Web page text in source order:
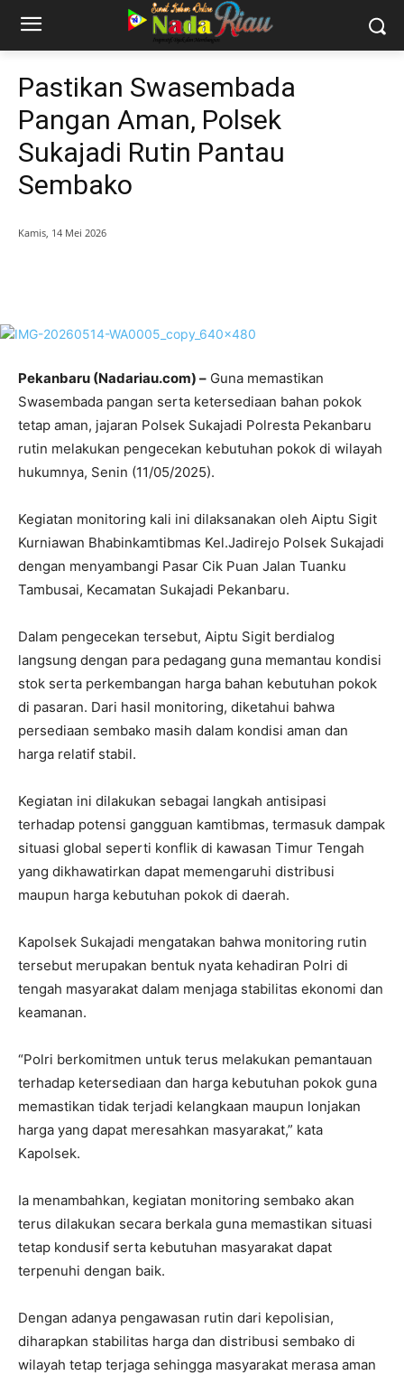
Pastikan Swasembada
Pangan Aman, Polsek
Sukajadi Rutin Pantau
Sembako
Kamis, 14 Mei 2026
Pekanbaru (Nadariau.com) – Guna memastikan
Swasembada pangan serta ketersediaan bahan pokok
tetap aman, jajaran Polsek Sukajadi Polresta Pekanbaru
rutin melakukan pengecekan kebutuhan pokok di wilayah
hukumnya, Senin (11/05/2025).
Kegiatan monitoring kali ini dilaksanakan oleh Aiptu Sigit
Kurniawan Bhabinkamtibmas Kel.Jadirejo Polsek Sukajadi
dengan menyambangi Pasar Cik Puan Jalan Tuanku
Tambusai, Kecamatan Sukajadi Pekanbaru.
Dalam pengecekan tersebut, Aiptu Sigit berdialog
langsung dengan para pedagang guna memantau kondisi
stok serta perkembangan harga bahan kebutuhan pokok
di pasaran. Dari hasil monitoring, diketahui bahwa
persediaan sembako masih dalam kondisi aman dan
harga relatif stabil.
Kegiatan ini dilakukan sebagai langkah antisipasi
terhadap potensi gangguan kamtibmas, termasuk dampak
situasi global seperti konflik di kawasan Timur Tengah
yang dikhawatirkan dapat memengaruhi distribusi
maupun harga kebutuhan pokok di daerah.
Kapolsek Sukajadi mengatakan bahwa monitoring rutin
tersebut merupakan bentuk nyata kehadiran Polri di
tengah masyarakat dalam menjaga stabilitas ekonomi dan
keamanan.
“Polri berkomitmen untuk terus melakukan pemantauan
terhadap ketersediaan dan harga kebutuhan pokok guna
memastikan tidak terjadi kelangkaan maupun lonjakan
harga yang dapat meresahkan masyarakat,” kata
Kapolsek.
Ia menambahkan, kegiatan monitoring sembako akan
terus dilakukan secara berkala guna memastikan situasi
tetap kondusif serta kebutuhan masyarakat dapat
terpenuhi dengan baik.
Dengan adanya pengawasan rutin dari kepolisian,
diharapkan stabilitas harga dan distribusi sembako di
wilayah tetap terjaga sehingga masyarakat merasa aman